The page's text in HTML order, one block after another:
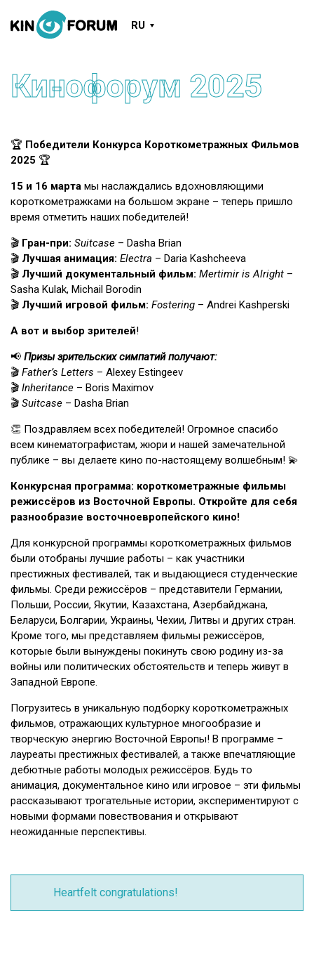
RU
Кинофорум 2025
🏆 Победители Конкурса Короткометражных Фильмов
2025 🏆
15 и 16 марта мы наслаждались вдохновляющими
короткометражками на большом экране – теперь пришло
время отметить наших победителей!
🎬 Гран-при: Suitcase – Dasha Brian
🎬 Лучшая анимация: Electra – Daria Kashcheeva
🎬 Лучший документальный фильм: Mertimir is Alright –
Sasha Kulak, Michail Borodin
🎬 Лучший игровой фильм: Fostering – Andrei Kashperski
А вот и выбор зрителей!
📢 Призы зрительских симпатий получают:
🎬 Father’s Letters – Alexey Estingeev
🎬 Inheritance – Boris Maximov
🎬 Suitcase – Dasha Brian
👏 Поздравляем всех победителей! Огромное спасибо
всем кинематографистам, жюри и нашей замечательной
публике – вы делаете кино по-настоящему волшебным! 💫
Конкурсная программа: короткометражные фильмы
режиссёров из Восточной Европы. Откройте для себя
разнообразие восточноевропейского кино!
Для конкурсной программы короткометражных фильмов
были отобраны лучшие работы – как участники
престижных фестивалей, так и выдающиеся студенческие
фильмы. Среди режиссёров – представители Германии,
Польши, России, Якутии, Казахстана, Азербайджана,
Беларуси, Болгарии, Украины, Чехии, Литвы и других стран.
Кроме того, мы представляем фильмы режиссёров,
которые были вынуждены покинуть свою родину из-за
войны или политических обстоятельств и теперь живут в
Западной Европе.
Погрузитесь в уникальную подборку короткометражных
фильмов, отражающих культурное многообразие и
творческую энергию Восточной Европы! В программе –
лауреаты престижных фестивалей, а также впечатляющие
дебютные работы молодых режиссёров. Будь то
анимация, документальное кино или игровое – эти фильмы
рассказывают трогательные истории, экспериментируют с
новыми формами повествования и открывают
неожиданные перспективы.
Heartfelt congratulations!